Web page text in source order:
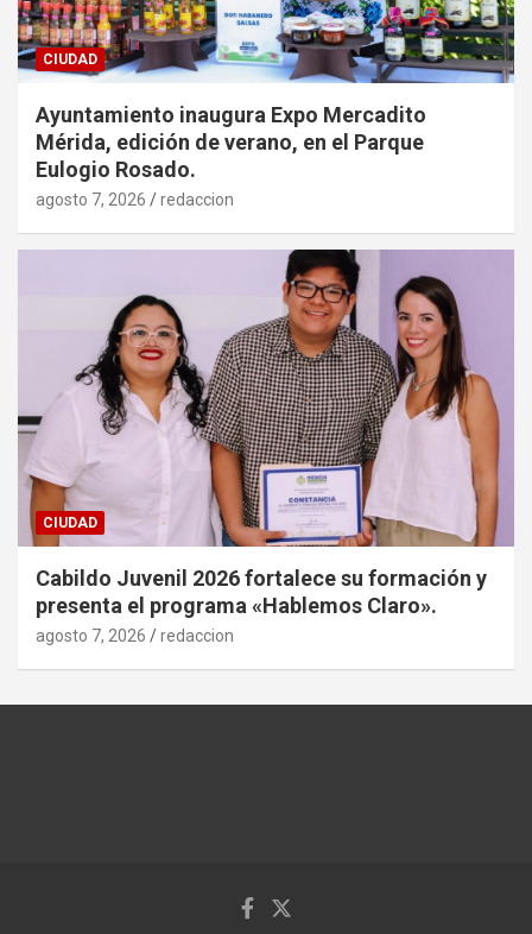
CIUDAD
Ayuntamiento inaugura Expo Mercadito
Mérida, edición de verano, en el Parque
Eulogio Rosado.
agosto 7, 2026 redaccion
CIUDAD
Cabildo Juvenil 2026 fortalece su formación y
presenta el programa «Hablemos Claro».
agosto 7, 2026 redaccion